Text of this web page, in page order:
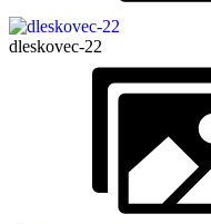
dleskovec-22